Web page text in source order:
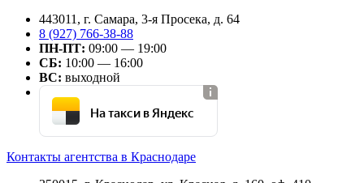
443011, г. Самара, 3-я Просека, д. 64
8 (927) 766-38-88
ПН-ПТ: 09:00 — 19:00
СБ: 10:00 — 16:00
ВС: выходной
На такси в Яндекс
Контакты агентства в Краснодаре